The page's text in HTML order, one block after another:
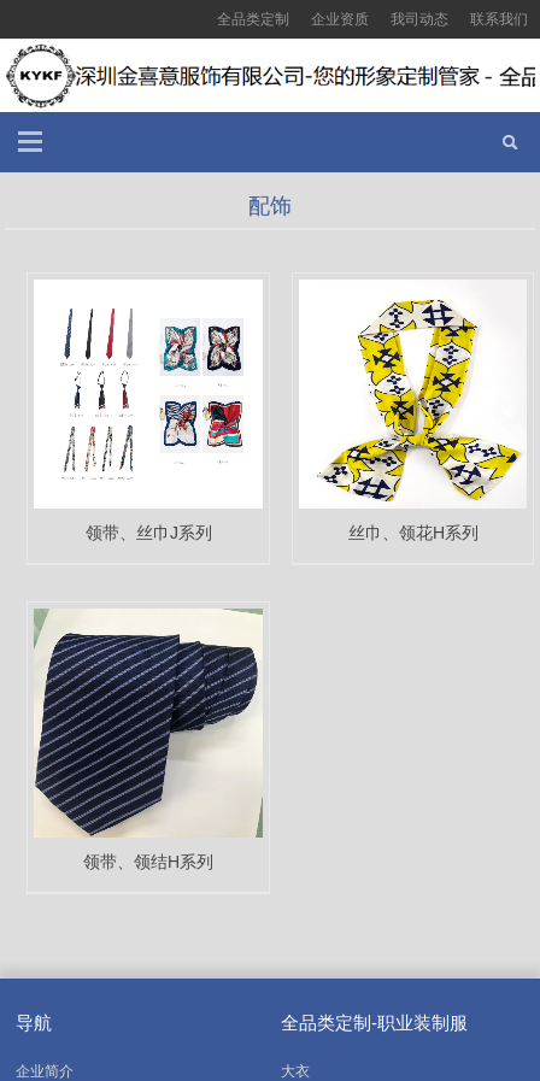
全品类定制 企业资质 我司动态 联系我们
配饰
领带、丝巾J系列 丝巾、领花H系列
领带、领结H系列
导航
企业简介
全品类定制-职业装制服
大衣